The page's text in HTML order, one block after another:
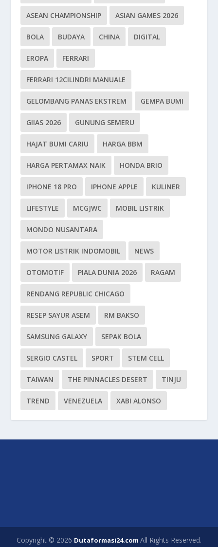
ASEAN CHAMPIONSHIP ASIAN GAMES 2026
BOLA BUDAYA CHINA DIGITAL
EROPA FERRARI
FERRARI 12CILINDRI MANUALE
GELOMBANG PANAS EKSTREM GEMPA BUMI
GIIAS 2026 GUNUNG SEMERU
HAJAT BUMI CARIU HARGA BBM
HARGA PERTAMAX NAIK HONDA BRIO
IPHONE 18 PRO IPHONE APPLE KULINER
LIFESTYLE MCGJWC MOBIL LISTRIK
MONDO NUSANTARA
MOTOR LISTRIK INDOMOBIL NEWS
OTOMOTIF PIALA DUNIA 2026 RAGAM
RENDANG REPUBLIC CHICAGO
RESEP SAYUR ASEM RM BAKSO
SAMSUNG GALAXY SEPAK BOLA
SERGIO CASTEL SPORT STEM CELL
TAIWAN THE PINNACLES DESERT TINJU
TREND VENEZUELA XABI ALONSO
Copyright © 2026 Dutaformasi24.com All Rights Reserved.